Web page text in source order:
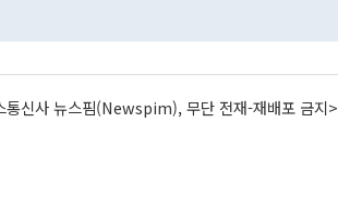
통신사 뉴스핌(Newspim), 무단 전재-재배포 금지>